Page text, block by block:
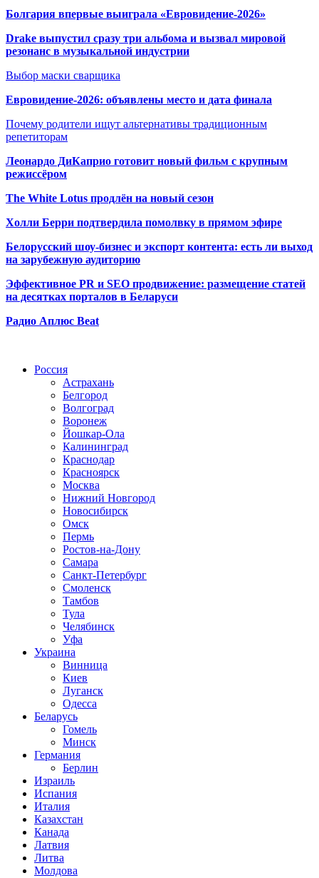
Болгария впервые выиграла «Евровидение-2026»
Drake выпустил сразу три альбома и вызвал мировой
резонанс в музыкальной индустрии
Выбор маски сварщика
Евровидение-2026: объявлены место и дата финала
Почему родители ищут альтернативы традиционным
репетиторам
Леонардо ДиКаприо готовит новый фильм с крупным
режиссёром
The White Lotus продлён на новый сезон
Холли Берри подтвердила помолвку в прямом эфире
Белорусский шоу-бизнес и экспорт контента: есть ли выход
на зарубежную аудиторию
Эффективное PR и SEO продвижение: размещение статей
на десятках порталов в Беларуси
Радио Аплюс Beat
Россия
Астрахань
Белгород
Волгоград
Воронеж
Йошкар-Ола
Калининград
Краснодар
Красноярск
Москва
Нижний Новгород
Новосибирск
Омск
Пермь
Ростов-на-Дону
Самара
Санкт-Петербург
Смоленск
Тамбов
Тула
Челябинск
Уфа
Украина
Винница
Киев
Луганск
Одесса
Беларусь
Гомель
Минск
Германия
Берлин
Израиль
Испания
Италия
Казахстан
Канада
Латвия
Литва
Молдова